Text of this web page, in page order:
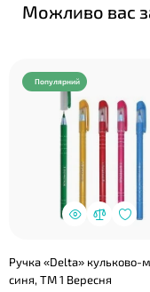
Можливо вас
Популярний
Ручка «Delta» кульково-
синя, ТМ 1 Вересня